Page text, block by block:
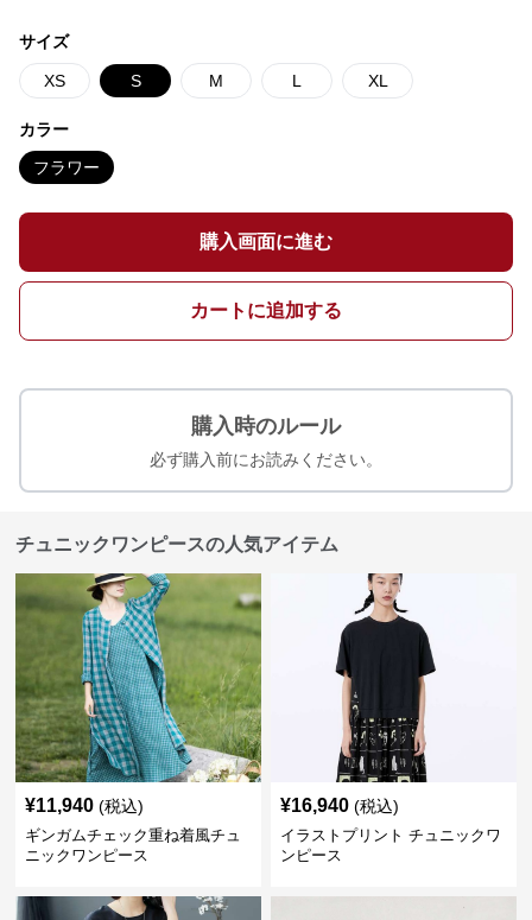
サイズ
XS S M L XL
カラー
フラワー
購入画面に進む
カートに追加する
購入時のルール
必ず購入前にお読みください。
チュニックワンピースの人気アイテム
¥11,940 (税込)
ギンガムチェック重ね着風チュ
ニックワンピース
¥16,940 (税込)
イラストプリント チュニックワ
ンピース